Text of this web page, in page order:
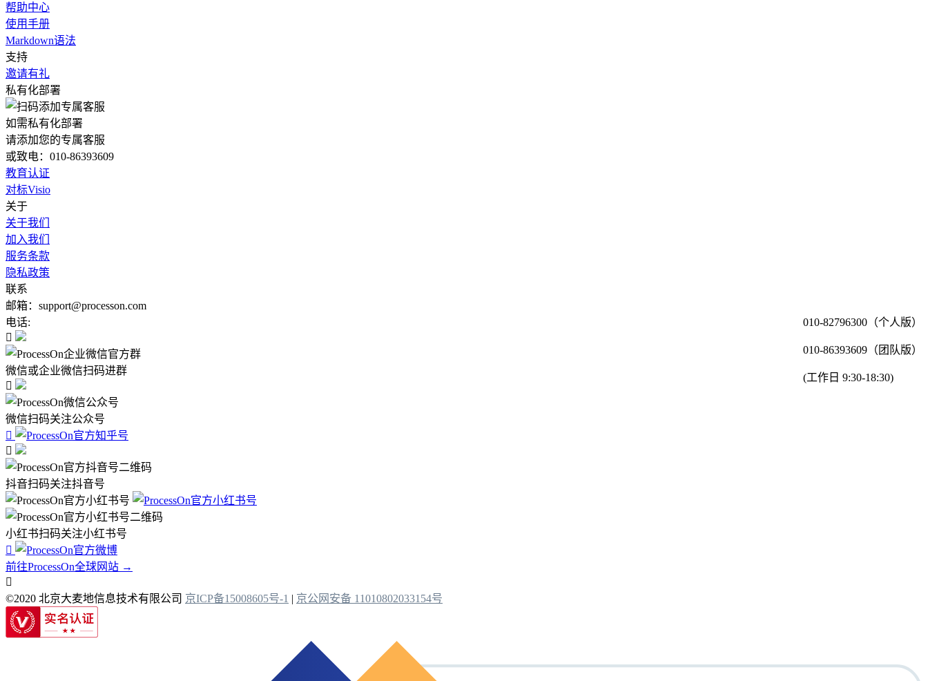
帮助中心
使用手册
Markdown语法
支持
邀请有礼
私有化部署
如需私有化部署
请添加您的专属客服
或致电：010-86393609
教育认证
对标Visio
关于
关于我们
加入我们
服务条款
隐私政策
联系
邮箱：support@processon.com
电话:
010-82796300（个人版）
010-86393609（团队版）
(工作日 9:30-18:30)

微信或企业微信扫码进群

微信扫码关注公众号


抖音扫码关注抖音号
小红书扫码关注小红书号

前往ProcessOn全球网站 →

©2020 北京大麦地信息技术有限公司 京ICP备15008605号-1 | 京公网安备 11010802033154号